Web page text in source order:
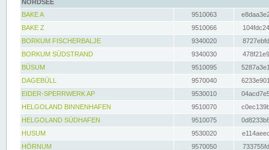
NORDSEE
BAKE A
9510063
BAKE Z
9510066
BORKUM FISCHERBALJE
9340020
BORKUM SÜDSTRAND
9340030
BÜSUM
9510095
DAGEBÜLL
9570040
EIDER-SPERRWERK AP
9530010
HELGOLAND BINNENHAFEN
9510070
HELGOLAND SÜDHAFEN
9510075
HUSUM
9530020
HÖRNUM
9570050